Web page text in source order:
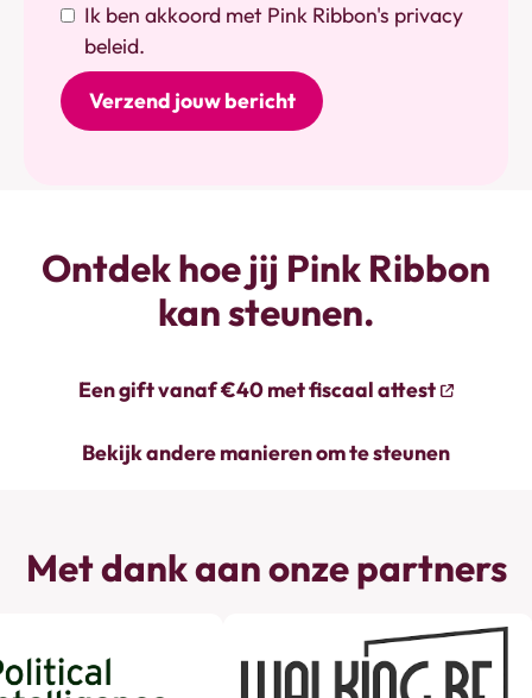
Ik ben akkoord met Pink Ribbon's privacy
beleid.
Ontdek hoe jij Pink Ribbon
kan steunen.
Een gift vanaf €40 met fiscaal attest
Bekijk andere manieren om te steunen
Met dank aan onze partners